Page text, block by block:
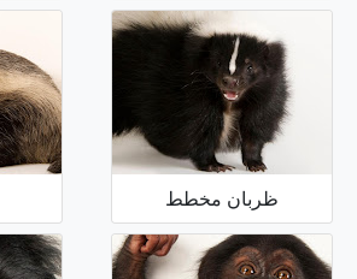
ظربان مخطط